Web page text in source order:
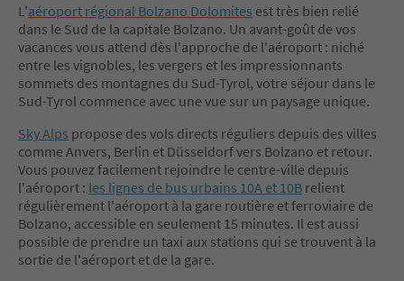
L'aéroport régional Bolzano Dolomites est très bien relié
dans le Sud de la capitale Bolzano. Un avant-goût de vos
vacances vous attend dès l'approche de l'aéroport : niché
entre les vignobles, les vergers et les impressionnants
sommets des montagnes du Sud-Tyrol, votre séjour dans le
Sud-Tyrol commence avec une vue sur un paysage unique.
Sky Alps propose des vols directs réguliers depuis des villes
comme Anvers, Berlin et Düsseldorf vers Bolzano et retour.
Vous pouvez facilement rejoindre le centre-ville depuis
l'aéroport : les lignes de bus urbains 10A et 10B relient
régulièrement l'aéroport à la gare routière et ferroviaire de
Bolzano, accessible en seulement 15 minutes. Il est aussi
possible de prendre un taxi aux stations qui se trouvent à la
sortie de l'aéroport et de la gare.